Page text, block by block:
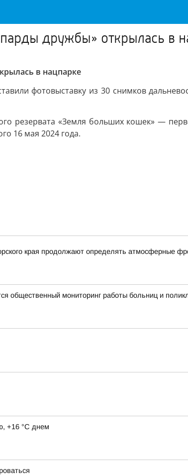
дружбы» открылась в
в нацпарке
фотовыставку из 30 снимков
резервата «Земля больших кошек» —
16 мая 2024 года.
края продолжают определять атмосферные
общественный мониторинг работы больниц и
+16 °C днем